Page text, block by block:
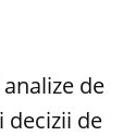
de
decizii de